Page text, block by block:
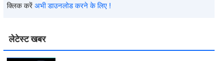
लेटेस्ट खबर
क्लिक करें अभी डाउनलोड करने के लिए !